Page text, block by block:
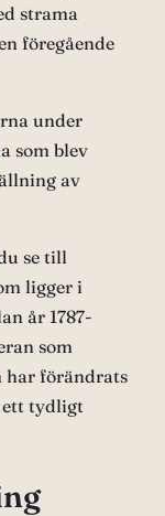
strama
föregående
under
som blev
av
se till
ligger i
år 1787-
som
har förändrats
ett tydligt